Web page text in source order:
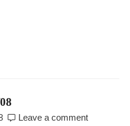
Leave a comment